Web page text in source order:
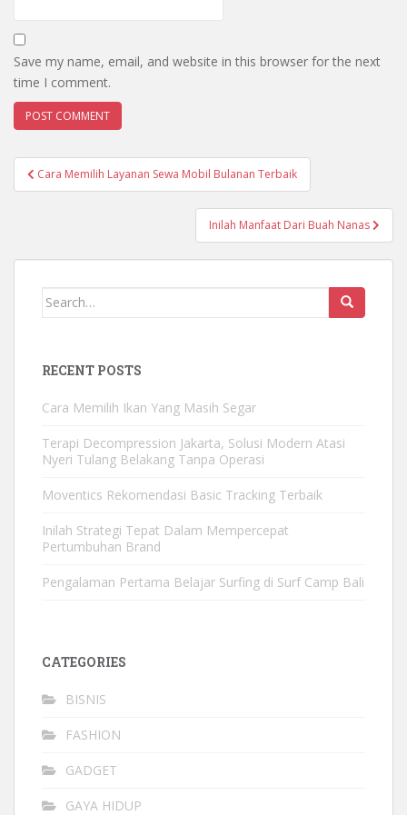
Save my name, email, and website in this browser for the next
time I comment.
Post navigation
Cara Memilih Layanan Sewa Mobil Bulanan Terbaik
Inilah Manfaat Dari Buah Nanas
Search for:
RECENT POSTS
Cara Memilih Ikan Yang Masih Segar
Terapi Decompression Jakarta, Solusi Modern Atasi
Nyeri Tulang Belakang Tanpa Operasi
Moventics Rekomendasi Basic Tracking Terbaik
Inilah Strategi Tepat Dalam Mempercepat
Pertumbuhan Brand
Pengalaman Pertama Belajar Surfing di Surf Camp Bali
CATEGORIES
BISNIS
FASHION
GADGET
GAYA HIDUP